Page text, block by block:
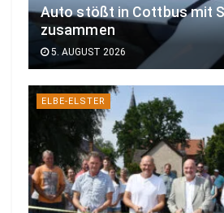
Auto stößt in Cottbus mit
zusammen
5. AUGUST 2026
ELBE-ELSTER